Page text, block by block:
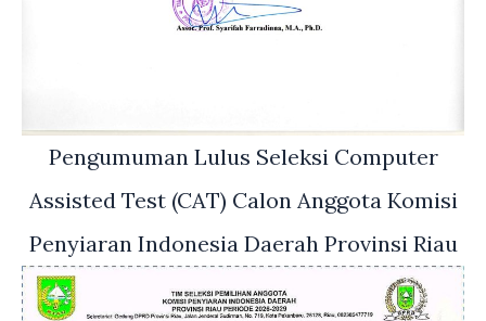
Pengumuman Lulus Seleksi Computer
Assisted Test (CAT) Calon Anggota Komisi
Penyiaran Indonesia Daerah Provinsi Riau